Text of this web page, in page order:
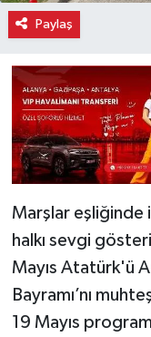
Paylaş
Marşlar eşliğinde
halkı sevgi
Mayıs Atatürk'ü
Bayramı’nı
19 Mayıs